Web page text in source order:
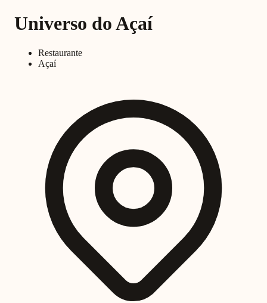
Universo do Açaí
Restaurante
Açaí